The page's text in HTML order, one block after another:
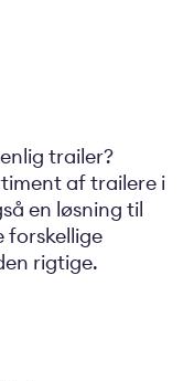
trailer?
af trailere i
en løsning til
forskellige
rigtige.